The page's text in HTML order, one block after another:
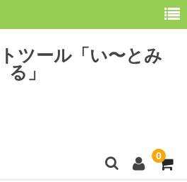
ツール「い〜とみ
る」
0